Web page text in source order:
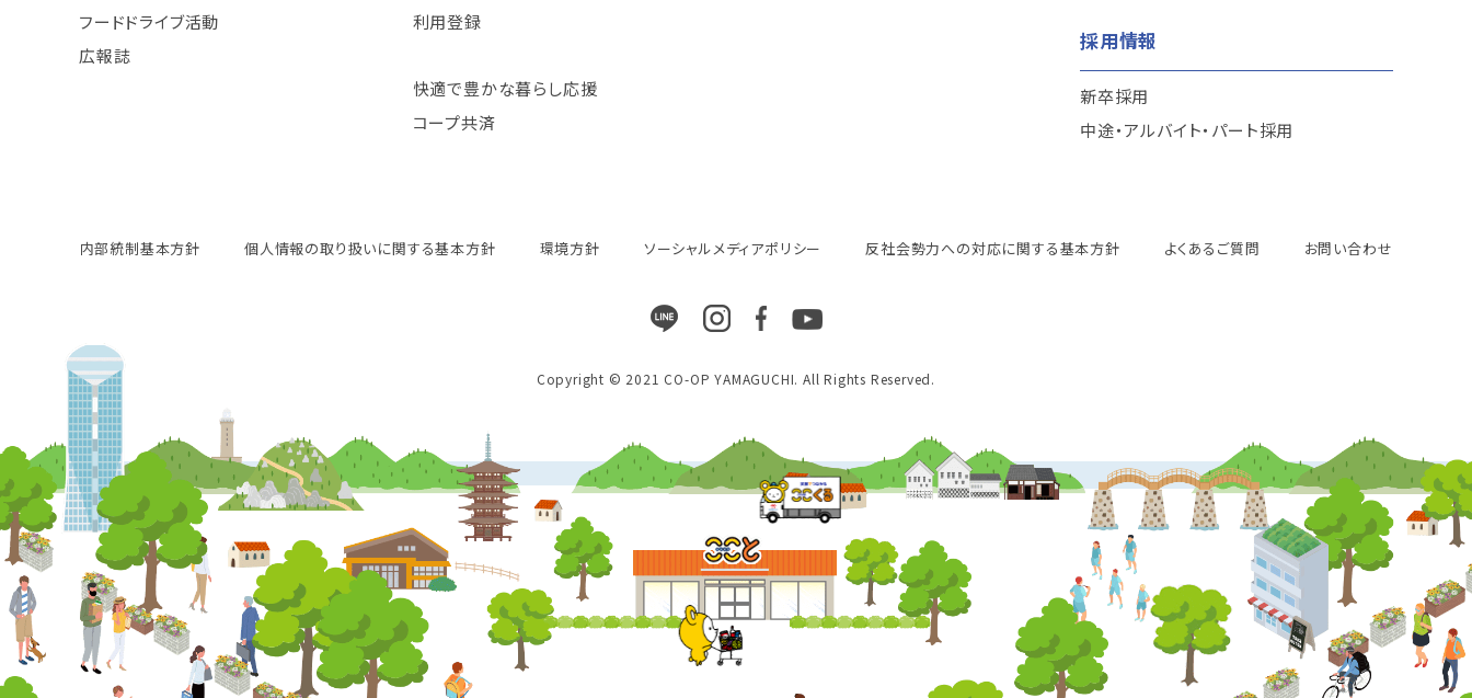
フードドライブ活動
広報誌
利用登録
快適で豊かな暮らし応援
コープ共済
採用情報
新卒採用
中途・アルバイト・パート採用
内部統制基本方針 個人情報の取り扱いに関する基本方針 環境方針 ソーシャルメディアポリシー 反社会勢力への対応に関する基本方針 よくあるご質問 お問い合わせ
Copyright © 2021 CO-OP YAMAGUCHI. All Rights Reserved.